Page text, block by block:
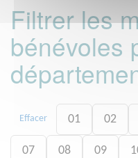
Filtrer les
bénévoles
Effacer 01 02
07 08 09